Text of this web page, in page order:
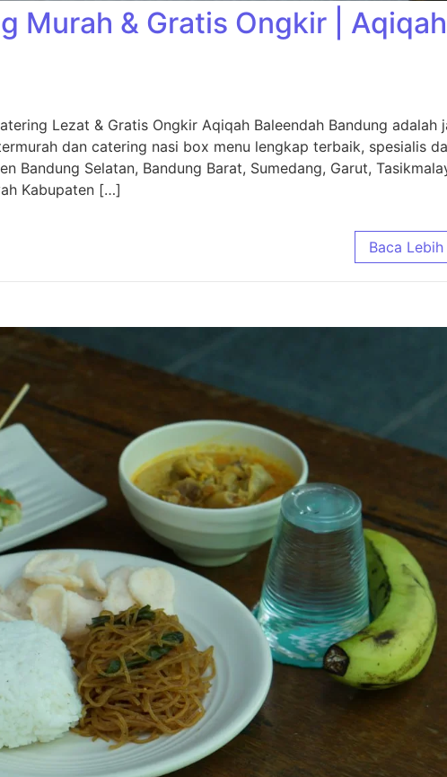
Murah & Gratis Ongkir | Aqiqah
Lezat & Gratis Ongkir Aqiqah Baleendah Bandung adalah
dan catering nasi box menu lengkap terbaik, spesialis
Bandung Selatan, Bandung Barat, Sumedang, Garut,
Kabupaten […]
Baleendah Bandung Murah & Gratis Ongkir | Aqiqah Madenah
Baca